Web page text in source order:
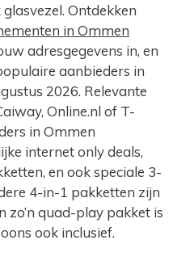
Ontdekken
in Ommen
adresgegevens in, en
aanbieders in
2026. Relevante
Online.nl of T-
in Ommen
internet only deals,
en ook speciale 3-
4-in-1 pakketten zijn
zo’n quad-play pakket is
ook inclusief.